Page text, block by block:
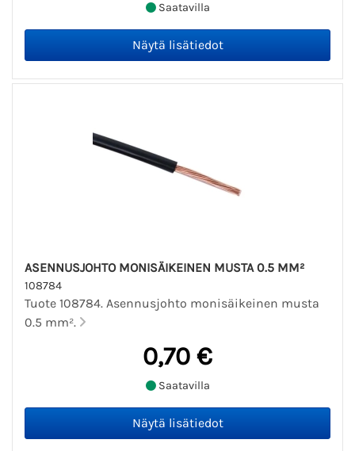
Saatavilla
ASENNUSJOHTO MONISÄIKEINEN MUSTA 0.5 MM²
108784
Tuote 108784. Asennusjohto monisäikeinen musta
0.5 mm².
0,70 €
Saatavilla